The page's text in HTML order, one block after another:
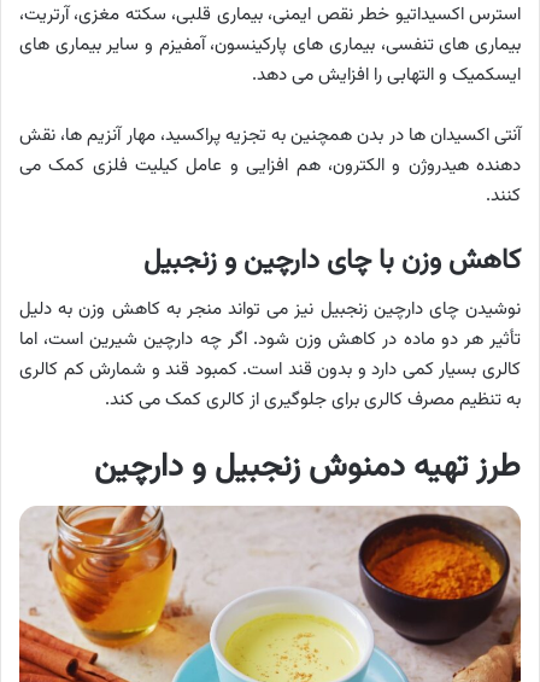
استرس اکسیداتیو خطر نقص ایمنی، بیماری قلبی، سکته مغزی، آرتریت،
بیماری های تنفسی، بیماری های پارکینسون، آمفیزم و سایر بیماری های
ایسکمیک و التهابی را افزایش می دهد.
آنتی اکسیدان ها در بدن همچنین به تجزیه پراکسید، مهار آنزیم ها، نقش
دهنده هیدروژن و الکترون، هم افزایی و عامل کیلیت فلزی کمک می
کنند.
کاهش وزن با چای دارچین و زنجبیل
نوشیدن چای دارچین زنجبیل نیز می تواند منجر به کاهش وزن به دلیل
تأثیر هر دو ماده در کاهش وزن شود. اگر چه دارچین شیرین است، اما
کالری بسیار کمی دارد و بدون قند است. کمبود قند و شمارش کم کالری
به تنظیم مصرف کالری برای جلوگیری از کالری کمک می کند.
طرز تهیه دمنوش زنجبیل و دارچین